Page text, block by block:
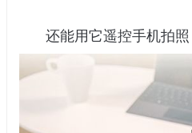
还能用它遥控手机拍